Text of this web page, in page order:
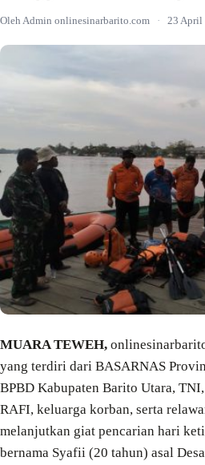
Oleh Admin onlinesinarbarito.com · 23 April
MUARA TEWEH,
yang terdiri dari BASARNAS
BPBD Kabupaten Barito Utara,
RAFI, keluarga korban, serta
melanjutkan giat pencarian hari
bernama Syafii (20 tahun) asal